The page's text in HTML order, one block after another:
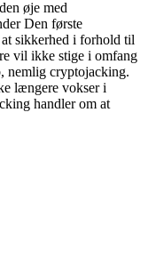
øje med
Den første
sikkerhed i forhold til
vil ikke stige i omfang
nemlig cryptojacking.
længere vokser i
handler om at